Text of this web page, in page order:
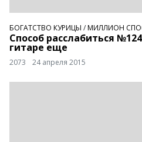
БОГАТСТВО КУРИЦЫ /МИЛЛИОН
Способ расслабиться
гитаре еще
2073 24 апреля 2015